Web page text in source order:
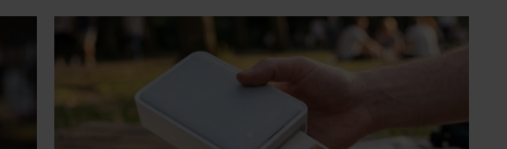
Met deze mini fotoprinter van Action geef je ze
eindelijk een plekje buiten je camerarol. En het
leuke: binnen één minuut heb je jouw foto al in
handen.